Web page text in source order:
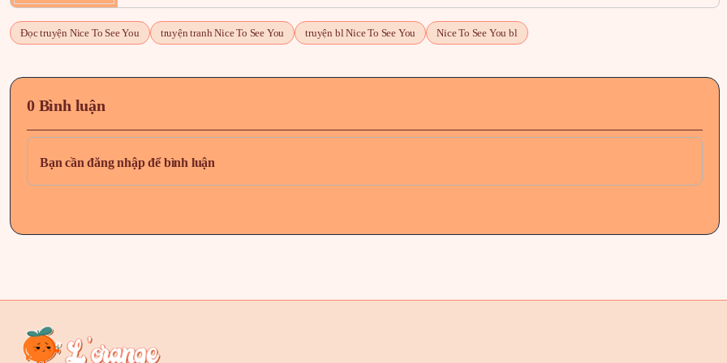
Đọc truyện Nice To See You truyện tranh Nice To See You truyện bl Nice To See You Nice To See You bl
0 Bình luận
Bạn cần đăng nhập để bình luận